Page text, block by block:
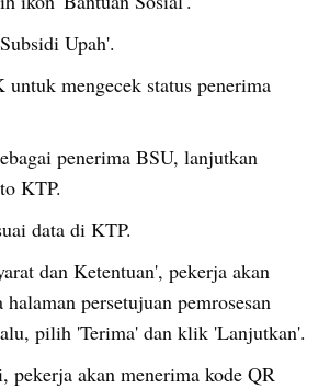
Upah'.
mengecek status penerima
penerima BSU, lanjutkan
KTP.
data di KTP.
dan Ketentuan', pekerja akan
halaman persetujuan pemrosesan
pekerja akan menerima kode QR